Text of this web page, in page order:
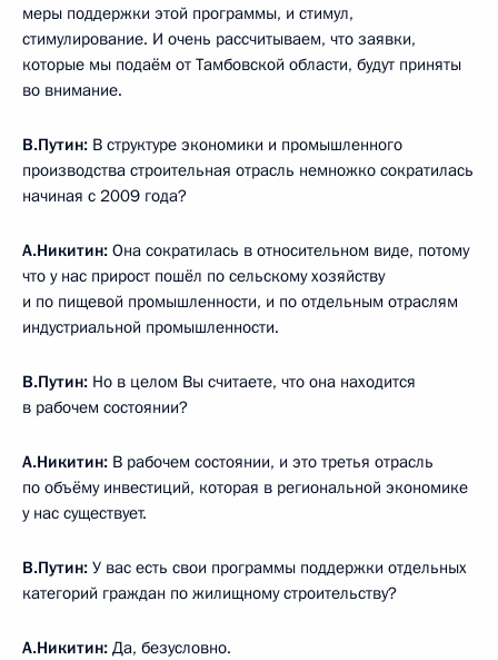
меры поддержки этой программы, и стимул,
стимулирование. И очень рассчитываем, что заявки,
которые мы подаём от Тамбовской области, будут приняты
во внимание.
В.Путин: В структуре экономики и промышленного
производства строительная отрасль немножко сократилась
начиная с 2009 года?
А.Никитин: Она сократилась в относительном виде, потому
что у нас прирост пошёл по сельскому хозяйству
и по пищевой промышленности, и по отдельным отраслям
индустриальной промышленности.
В.Путин: Но в целом Вы считаете, что она находится
в рабочем состоянии?
А.Никитин: В рабочем состоянии, и это третья отрасль
по объёму инвестиций, которая в региональной экономике
у нас существует.
В.Путин: У вас есть свои программы поддержки отдельных
категорий граждан по жилищному строительству?
А.Никитин: Да, безусловно.